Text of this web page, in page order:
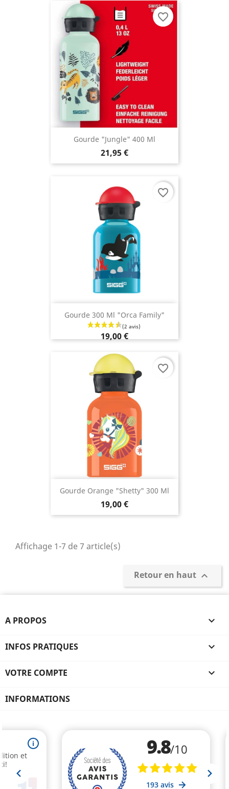
Gourde "Jungle" 400 Ml
21,95 €
favorite_border
Gourde 300 Ml "Orca Family"
19,00 €
favorite_border
Gourde Orange "Shetty" 300 Ml
19,00 €
favorite_border
Affichage 1-7 de 7 article(s)
Retour en haut 
A PROPOS 
INFOS PRATIQUES 
VOTRE COMPTE 
INFORMATIONS